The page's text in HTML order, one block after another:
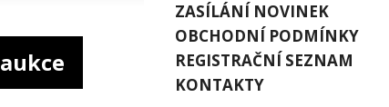
ZASÍLÁNÍ NOVINEK
OBCHODNÍ PODMÍNKY
REGISTRAČNÍ SEZNAM
KONTAKTY